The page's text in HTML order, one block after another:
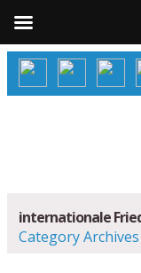
internationale
Category Archives